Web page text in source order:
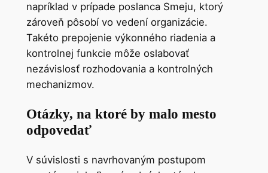
napríklad v prípade poslanca Smeju, ktorý
zároveň pôsobí vo vedení organizácie.
Takéto prepojenie výkonného riadenia a
kontrolnej funkcie môže oslabovať
nezávislosť rozhodovania a kontrolných
mechanizmov.
Otázky, na ktoré by malo mesto
odpovedať
V súvislosti s navrhovaným postupom